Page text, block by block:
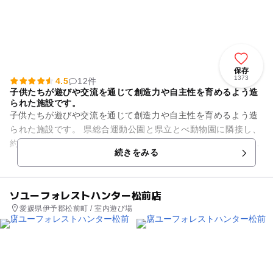
保存
1373
4.5
12件
子供たちが遊びや交流を通じて創造力や自主性を育めるよう造
られた施設です。
子供たちが遊びや交流を通じて創造力や自主性を育めるよう造
られた施設です。 県総合運動公園と県立とべ動物園に隣接し、
約35ヘクタールの敷地には池や果樹園、山林などのあるえひめ
続きをみる
ソユーフォレストハンター松前店
愛媛県伊予郡松前町 / 室内遊び場